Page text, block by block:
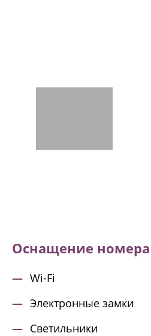
Оснащение номера
Wi-Fi
Электронные замки
Светильники